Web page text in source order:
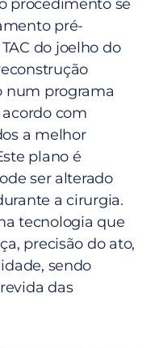
procedimento se
pré-
do joelho do
num programa
com
a melhor
plano é
ser alterado
a cirurgia.
tecnologia que
precisão do ato,
sendo
das